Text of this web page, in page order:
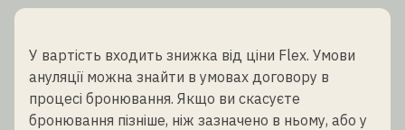
У вартість входить знижка від ціни Flex. Умови
ануляції можна знайти в умовах договору в
процесі бронювання. Якщо ви скасуєте
бронювання пізніше, ніж зазначено в ньому, або у